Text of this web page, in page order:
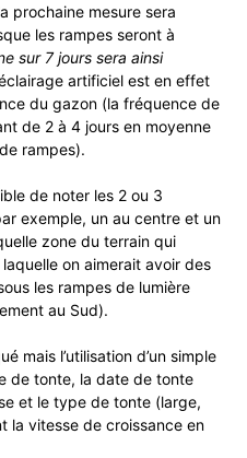
prochaine mesure sera
les rampes seront à
sur 7 jours sera ainsi
artificiel est en effet
du gazon (la fréquence de
de 2 à 4 jours en moyenne
rampes).
de noter les 2 ou 3
exemple, un au centre et un
zone du terrain qui
on aimerait avoir des
les rampes de lumière
au Sud).
mais l’utilisation d’un simple
de tonte, la date de tonte
et le type de tonte (large,
la vitesse de croissance en